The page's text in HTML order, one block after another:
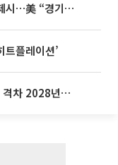
이란, 미국에 호르무즈 합의 조건 제시…美 “경기 아직 안 끝나” [종합]
플레이션’
종부세 개편에도…1·3주택 종부세 격차 2028년부터 확대